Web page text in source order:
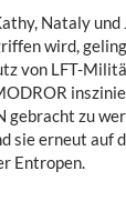
Nataly
wird,
von LFT-
gebracht zu
sie erneut auf
Entropen.